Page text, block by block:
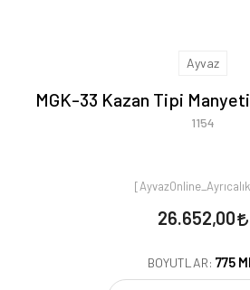
Ayvaz
MGK-33 Kazan Tipi
1154
26.652,00
BOYUTLAR: 775